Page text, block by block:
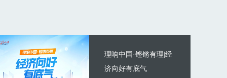
理响中国·铿锵有理|经
济向好有底气